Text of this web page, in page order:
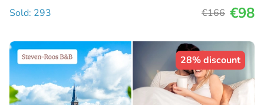
Sold: 293
€166 €98
28% discount